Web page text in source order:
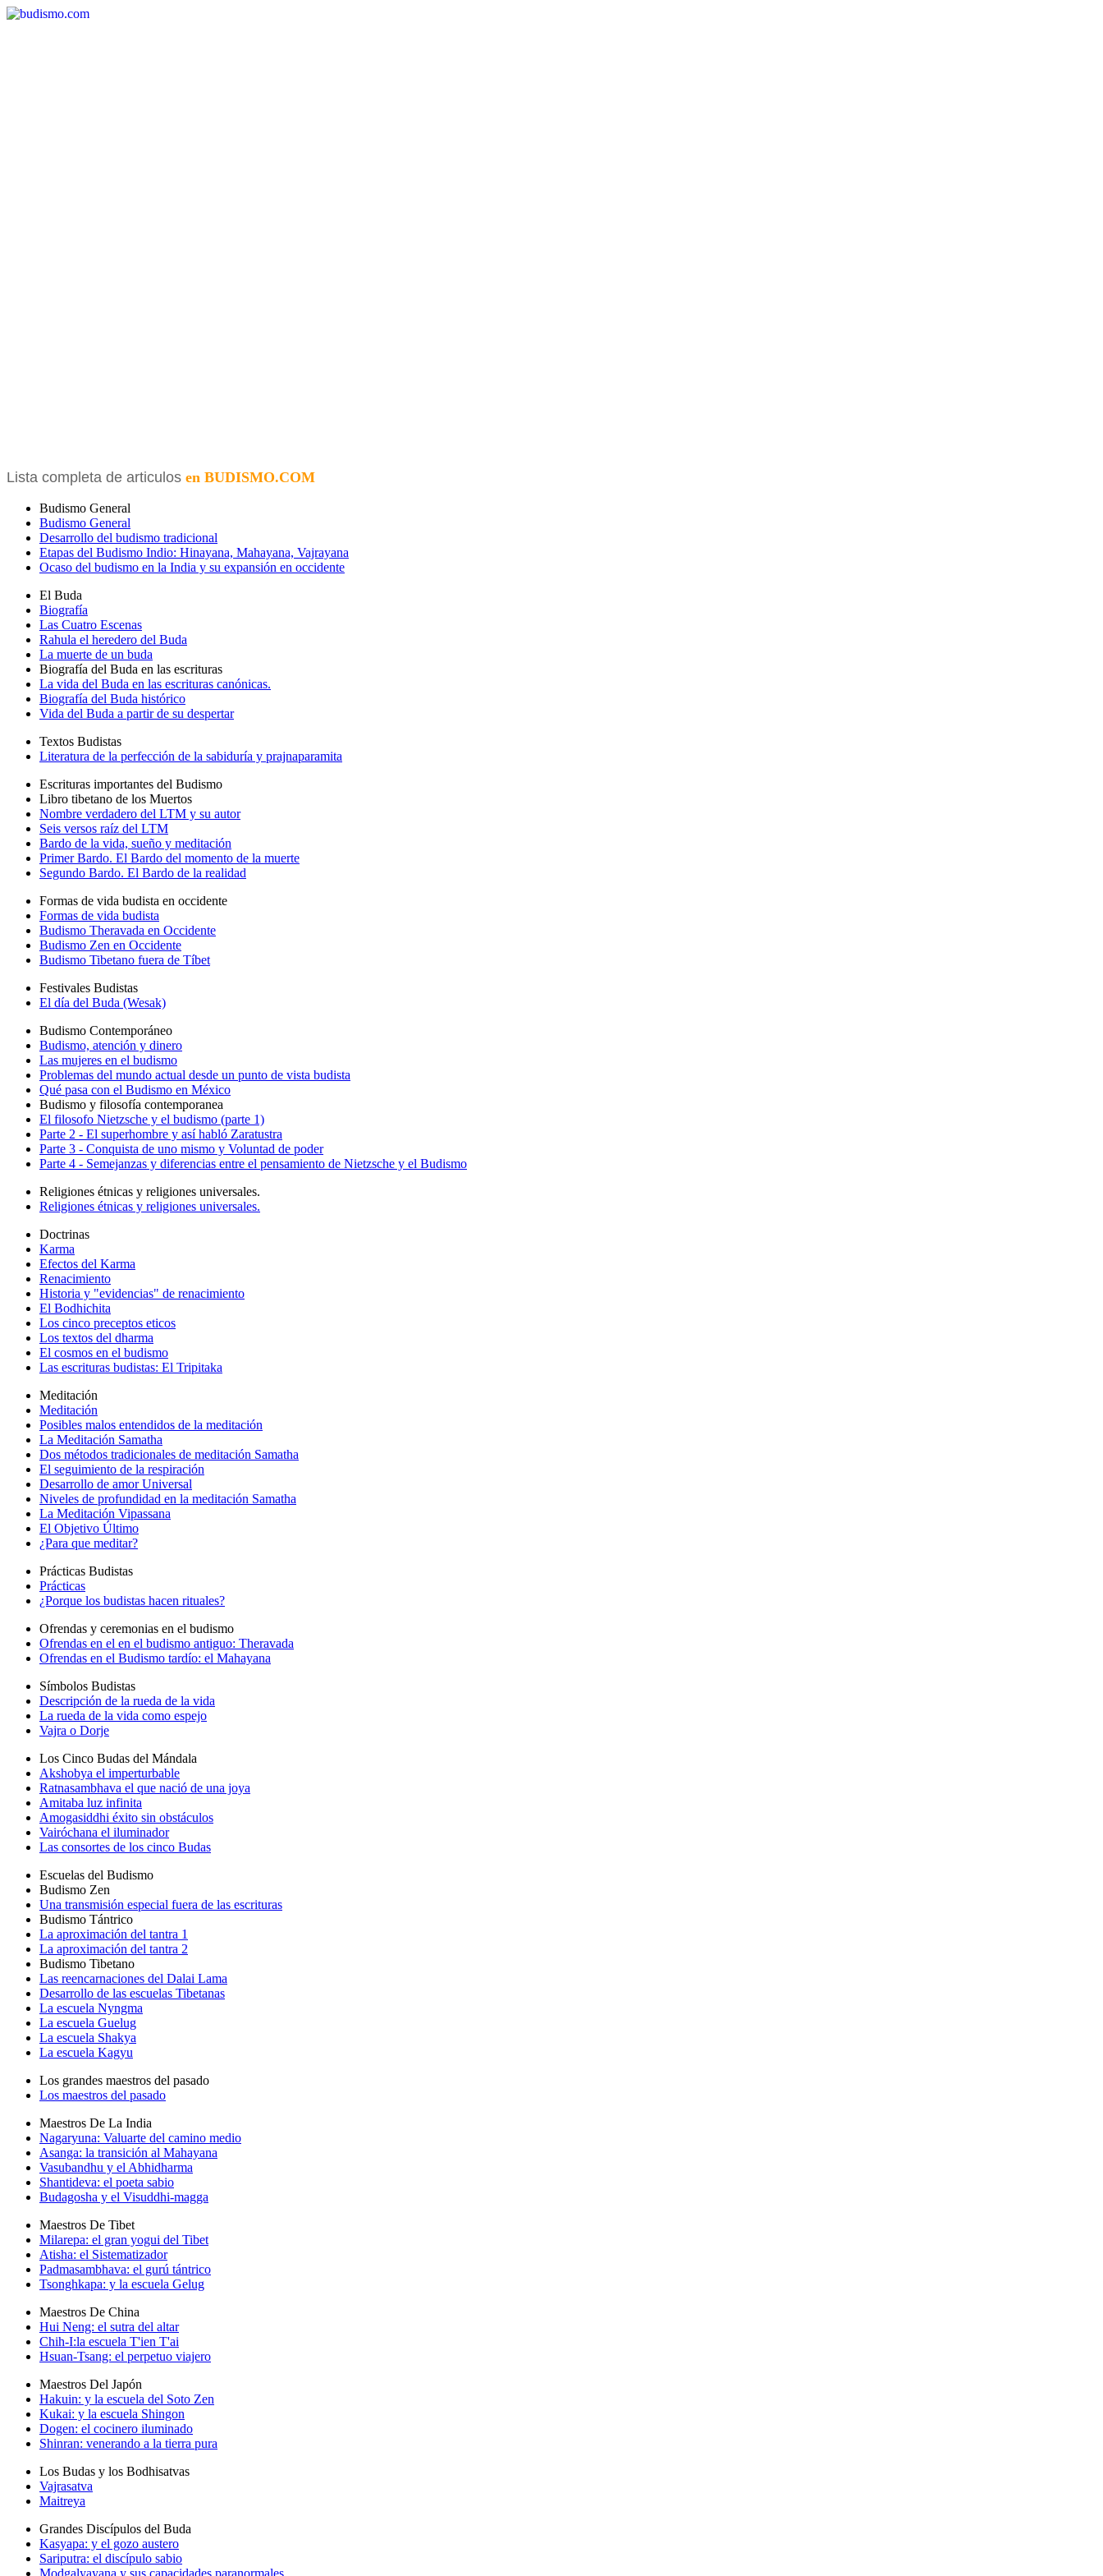
Lista completa de articulos en BUDISMO.COM
Budismo General
Budismo General
Desarrollo del budismo tradicional
Etapas del Budismo Indio: Hinayana, Mahayana, Vajrayana
Ocaso del budismo en la India y su expansión en occidente
El Buda
Biografía
Las Cuatro Escenas
Rahula el heredero del Buda
La muerte de un buda
Biografía del Buda en las escrituras
La vida del Buda en las escrituras canónicas.
Biografía del Buda histórico
Vida del Buda a partir de su despertar
Textos Budistas
Literatura de la perfección de la sabiduría y prajnaparamita
Escrituras importantes del Budismo
Libro tibetano de los Muertos
Nombre verdadero del LTM y su autor
Seis versos raíz del LTM
Bardo de la vida, sueño y meditación
Primer Bardo. El Bardo del momento de la muerte
Segundo Bardo. El Bardo de la realidad
Formas de vida budista en occidente
Formas de vida budista
Budismo Theravada en Occidente
Budismo Zen en Occidente
Budismo Tibetano fuera de Tíbet
Festivales Budistas
El día del Buda (Wesak)
Budismo Contemporáneo
Budismo, atención y dinero
Las mujeres en el budismo
Problemas del mundo actual desde un punto de vista budista
Qué pasa con el Budismo en México
Budismo y filosofía contemporanea
El filosofo Nietzsche y el budismo (parte 1)
Parte 2 - El superhombre y así habló Zaratustra
Parte 3 - Conquista de uno mismo y Voluntad de poder
Parte 4 - Semejanzas y diferencias entre el pensamiento de Nietzsche y el Budismo
Religiones étnicas y religiones universales.
Religiones étnicas y religiones universales.
Doctrinas
Karma
Efectos del Karma
Renacimiento
Historia y "evidencias" de renacimiento
El Bodhichita
Los cinco preceptos eticos
Los textos del dharma
El cosmos en el budismo
Las escrituras budistas: El Tripitaka
Meditación
Meditación
Posibles malos entendidos de la meditación
La Meditación Samatha
Dos métodos tradicionales de meditación Samatha
El seguimiento de la respiración
Desarrollo de amor Universal
Niveles de profundidad en la meditación Samatha
La Meditación Vipassana
El Objetivo Último
¿Para que meditar?
Prácticas Budistas
Prácticas
¿Porque los budistas hacen rituales?
Ofrendas y ceremonias en el budismo
Ofrendas en el en el budismo antiguo: Theravada
Ofrendas en el Budismo tardío: el Mahayana
Símbolos Budistas
Descripción de la rueda de la vida
La rueda de la vida como espejo
Vajra o Dorje
Los Cinco Budas del Mándala
Akshobya el imperturbable
Ratnasambhava el que nació de una joya
Amitaba luz infinita
Amogasiddhi éxito sin obstáculos
Vairóchana el iluminador
Las consortes de los cinco Budas
Escuelas del Budismo
Budismo Zen
Una transmisión especial fuera de las escrituras
Budismo Tántrico
La aproximación del tantra 1
La aproximación del tantra 2
Budismo Tibetano
Las reencarnaciones del Dalai Lama
Desarrollo de las escuelas Tibetanas
La escuela Nyngma
La escuela Guelug
La escuela Shakya
La escuela Kagyu
Los grandes maestros del pasado
Los maestros del pasado
Maestros De La India
Nagaryuna: Valuarte del camino medio
Asanga: la transición al Mahayana
Vasubandhu y el Abhidharma
Shantideva: el poeta sabio
Budagosha y el Visuddhi-magga
Maestros De Tibet
Milarepa: el gran yogui del Tibet
Atisha: el Sistematizador
Padmasambhava: el gurú tántrico
Tsonghkapa: y la escuela Gelug
Maestros De China
Hui Neng: el sutra del altar
Chih-I:la escuela T'ien T'ai
Hsuan-Tsang: el perpetuo viajero
Maestros Del Japón
Hakuin: y la escuela del Soto Zen
Kukai: y la escuela Shingon
Dogen: el cocinero iluminado
Shinran: venerando a la tierra pura
Los Budas y los Bodhisatvas
Vajrasatva
Maitreya
Grandes Discípulos del Buda
Kasyapa: y el gozo austero
Sariputra: el discípulo sabio
Modgalyayana y sus capacidades paranormales